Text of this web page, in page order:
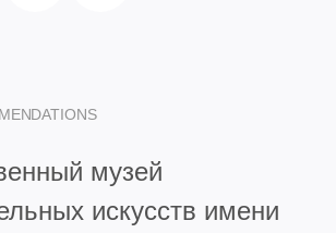
музей
искусств имени